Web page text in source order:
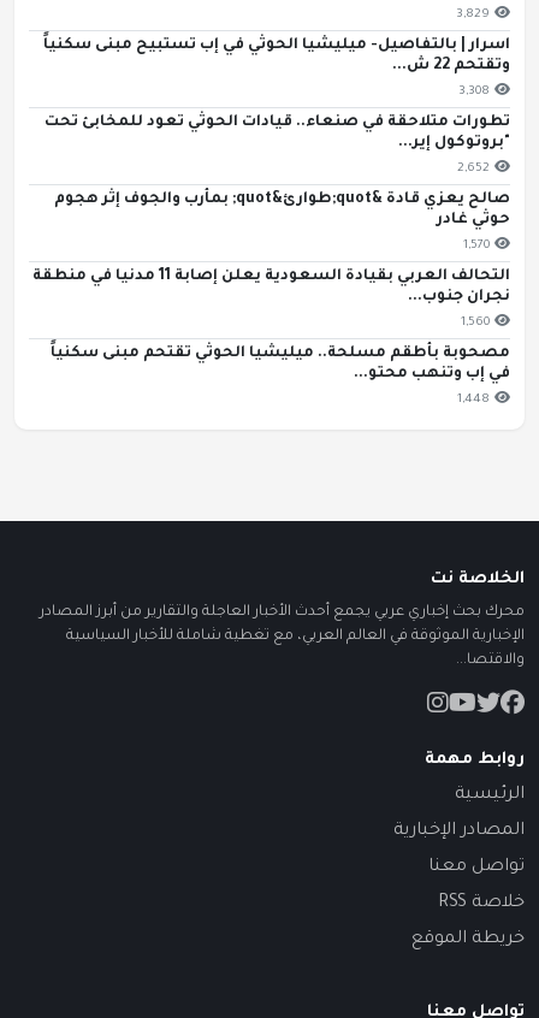
3,829
اسرار | بالتفاصيل- ميليشيا الحوثي في إب تستبيح مبنى سكنياً
وتقتحم 22 ش...
3,308
تطورات متلاحقة في صنعاء.. قيادات الحوثي تعود للمخابئ تحت
"بروتوكول إير...
2,652
صالح يعزي قادة &quot;طوارئ&quot; بمأرب والجوف إثر هجوم
حوثي غادر
1,570
التحالف العربي بقيادة السعودية يعلن إصابة 11 مدنيا في منطقة
نجران جنوب...
1,560
مصحوبة بأطقم مسلحة.. ميليشيا الحوثي تقتحم مبنى سكنياً
في إب وتنهب محتو...
1,448
الخلاصة نت
محرك بحث إخباري عربي يجمع أحدث الأخبار العاجلة والتقارير من أبرز المصادر
الإخبارية الموثوقة في العالم العربي، مع تغطية شاملة للأخبار السياسية
والاقتصا...
روابط مهمة
الرئيسية
المصادر الإخبارية
تواصل معنا
خلاصة RSS
خريطة الموقع
تواصل معنا